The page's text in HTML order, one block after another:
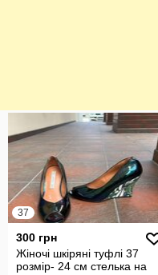
37
300 грн
Жіночі шкіряні туфлі 37
розмір- 24 см стелька на